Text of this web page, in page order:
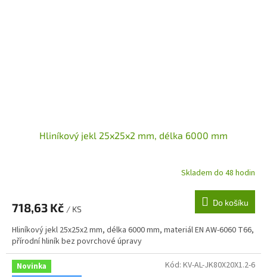
Hliníkový jekl 25x25x2 mm, délka 6000 mm
Skladem do 48 hodin
718,63 Kč / KS
Do košíku
Hliníkový jekl 25x25x2 mm, délka 6000 mm, materiál EN AW-6060 T66,
přírodní hliník bez povrchové úpravy
Novinka
Kód: KV-AL-JK80X20X1.2-6